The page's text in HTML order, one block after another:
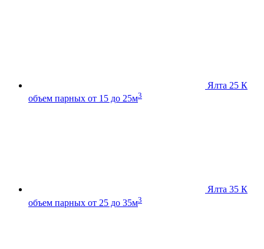
Ялта 25 К
объем парных от 15 до 25м3
Ялта 35 К
объем парных от 25 до 35м3